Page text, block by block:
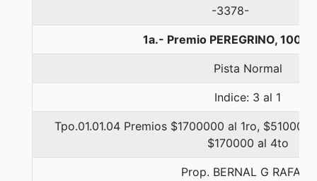
-3378-
1a.- Premio PEREGRINO, 1000
Pista Normal
Indice: 3 al 1
Tpo.01.01.04 Premios $1700000 al 1ro,
$170000 al 4to
Prop. BERNAL G RAFAEL